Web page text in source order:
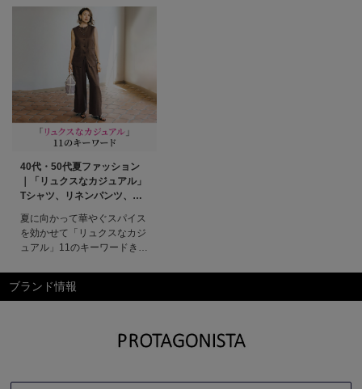
40代・50代夏ファッション
｜「リュクスなカジュアル」
Tシャツ、リネンパンツ、ワ
7・8月合併号特集
夏に向かって華やぐスパイス
を効かせて「リュクスなカジ
ュアル」11のキーワードきら
シングな装いに気持ちが向か
う今。心地よさとリッチ感の
結！旬のキーワードでその魅
力を紐解く。特集ページ掲載
ブランド情報